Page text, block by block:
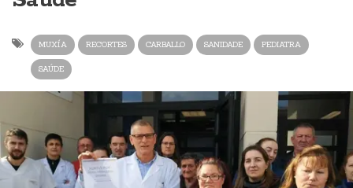
MUXÍA RECORTES CARBALLO SANIDADE PEDIATRA
SAÚDE